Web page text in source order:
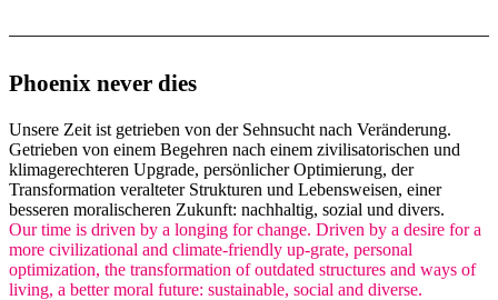
Phoenix never dies
Unsere Zeit ist getrieben von der Sehnsucht nach Veränderung.
Getrieben von einem Begehren nach einem zivilisatorischen und
klimagerechteren Upgrade, persönlicher Optimierung, der
Transformation veralteter Strukturen und Lebensweisen, einer
besseren moralischeren Zukunft: nachhaltig, sozial und divers.
Our time is driven by a longing for change. Driven by a desire for a
more civilizational and climate-friendly up-grate, personal
optimization, the transformation of outdated structures and ways of
living, a better moral future: sustainable, social and diverse.